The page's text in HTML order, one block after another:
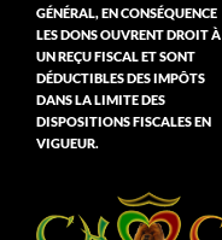
GÉNÉRAL, EN CONSÉQUENCE
LES DONS OUVRENT DROIT À
UN REÇU FISCAL ET SONT
DÉDUCTIBLES DES IMPÔTS
DANS LA LIMITE DES
DISPOSITIONS FISCALES EN
VIGUEUR.